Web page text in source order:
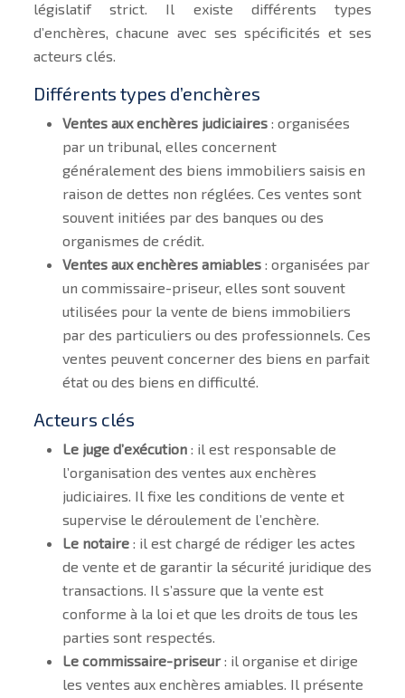
législatif strict. Il existe différents types
d’enchères, chacune avec ses spécificités et ses
acteurs clés.
Différents types d’enchères
Ventes aux enchères judiciaires : organisées
par un tribunal, elles concernent
généralement des biens immobiliers saisis en
raison de dettes non réglées. Ces ventes sont
souvent initiées par des banques ou des
organismes de crédit.
Ventes aux enchères amiables : organisées par
un commissaire-priseur, elles sont souvent
utilisées pour la vente de biens immobiliers
par des particuliers ou des professionnels. Ces
ventes peuvent concerner des biens en parfait
état ou des biens en difficulté.
Acteurs clés
Le juge d’exécution : il est responsable de
l’organisation des ventes aux enchères
judiciaires. Il fixe les conditions de vente et
supervise le déroulement de l’enchère.
Le notaire : il est chargé de rédiger les actes
de vente et de garantir la sécurité juridique des
transactions. Il s’assure que la vente est
conforme à la loi et que les droits de tous les
parties sont respectés.
Le commissaire-priseur: il organise et dirige
les ventes aux enchères amiables. Il présente